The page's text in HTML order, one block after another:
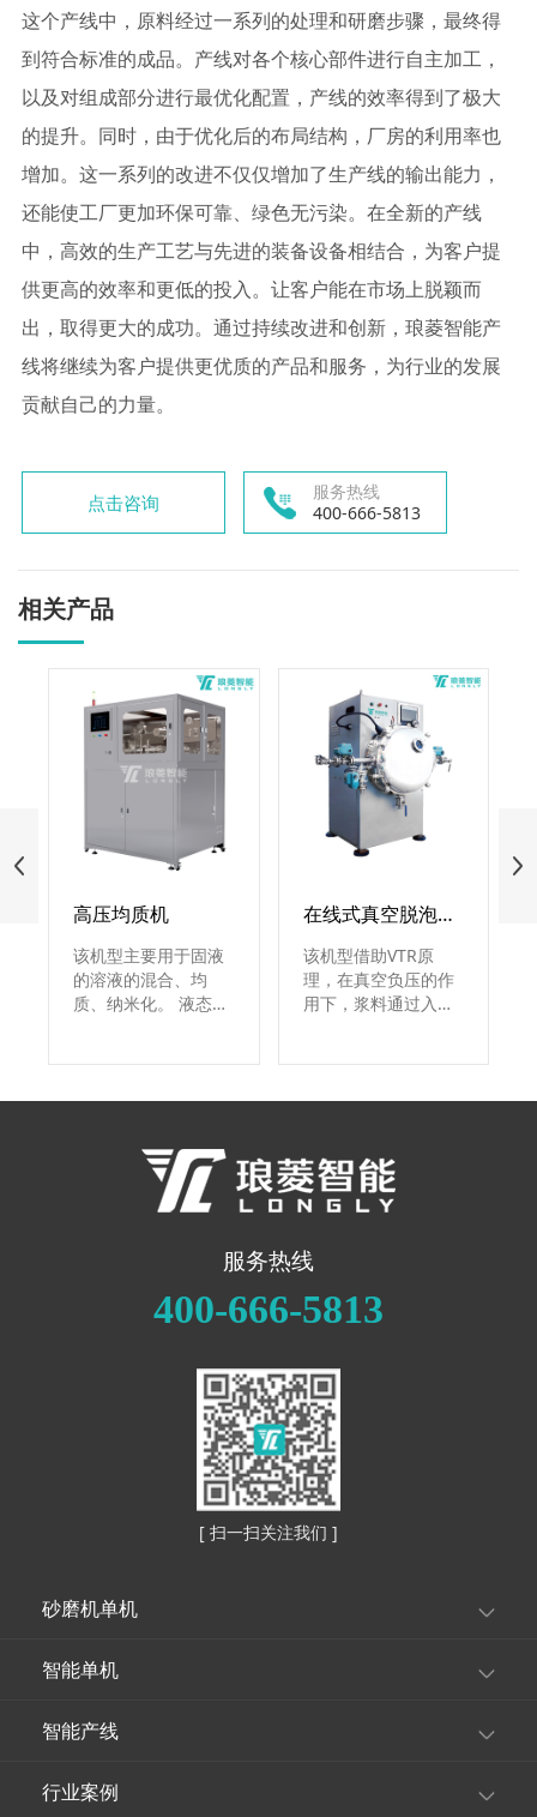
这个产线中，原料经过一系列的处理和研磨步骤，最终得
到符合标准的成品。产线对各个核心部件进行自主加工，
以及对组成部分进行最优化配置，产线的效率得到了极大
的提升。同时，由于优化后的布局结构，厂房的利用率也
增加。这一系列的改进不仅仅增加了生产线的输出能力，
还能使工厂更加环保可靠、绿色无污染。在全新的产线
中，高效的生产工艺与先进的装备设备相结合，为客户提
供更高的效率和更低的投入。让客户能在市场上脱颖而
出，取得更大的成功。通过持续改进和创新，琅菱智能产
线将继续为客户提供更优质的产品和服务，为行业的发展
贡献自己的力量。
点击咨询
服务热线
400-666-5813
相关产品
高压均质机
该机型主要用于固液
的溶液的混合、均
质、纳米化。 液态状
(空穴效应、剪切力、
用，使物料发生物
理、结构性质等一系
列变化，最终达到均
质、细化的效果。
在线式真空脱泡机 LTP系列
该机型借助VTR原
理，在真空负压的作
用下，浆料通过入口
动高速旋转，物料在
下流向外侧面，利用
壁面与材料分子之间
的摩擦力、材料与气
气泡从浆料中内部挤
压出来，在真空负压
的条件下，撞击、打
的浆料，在离心重力
下对“浆料流出”接管
造成压力，自动地将
浆料压入出料接管，
经过引出管流出。实
现材料在线式不间断
连续脱气工作。
服务热线
400-666-5813
[ 扫一扫关注我们 ]
砂磨机单机
智能单机
智能产线
行业案例